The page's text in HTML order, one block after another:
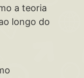
a teoria
longo do